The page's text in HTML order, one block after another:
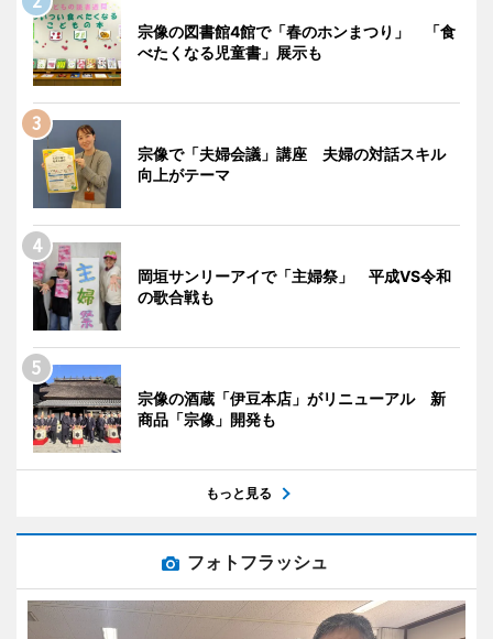
宗像の図書館4館で「春のホンまつり」 「食
べたくなる児童書」展示も
宗像で「夫婦会議」講座 夫婦の対話スキル
向上がテーマ
岡垣サンリーアイで「主婦祭」 平成VS令和
の歌合戦も
宗像の酒蔵「伊豆本店」がリニューアル 新
商品「宗像」開発も
もっと見る
フォトフラッシュ